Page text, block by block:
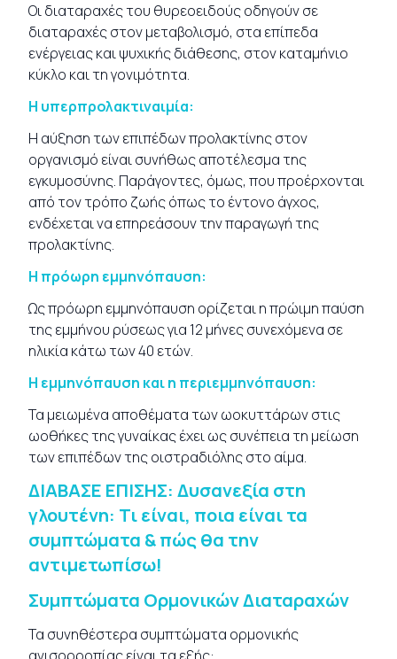
Οιδιαταραχές του θυρεοειδούςοδηγούν σε
διαταραχές στον μεταβολισμό, στα επίπεδα
ενέργειας και ψυχικής διάθεσης, στον καταμήνιο
κύκλο και τη γονιμότητα.
Η υπερπρολακτιναιμία:
Η αύξηση των επιπέδων προλακτίνης στον
οργανισμό είναι συνήθως αποτέλεσμα της
εγκυμοσύνης. Παράγοντες, όμως, που προέρχονται
από τον τρόπο ζωής όπως το έντονο άγχος,
ενδέχεται να επηρεάσουν την παραγωγή της
προλακτίνης.
Η πρόωρη εμμηνόπαυση:
Ως πρόωρη εμμηνόπαυση ορίζεται η πρώιμη παύση
της εμμήνου ρύσεως για 12 μήνες συνεχόμενα σε
ηλικία κάτω των 40 ετών.
Η εμμηνόπαυση και η περιεμμηνόπαυση:
Τα μειωμένα αποθέματα των ωοκυττάρων στις
ωοθήκες της γυναίκας έχει ως συνέπεια τη μείωση
των επιπέδων της οιστραδιόλης στο αίμα.
ΔΙΑΒΑΣΕ ΕΠΙΣΗΣ: Δυσανεξία στη
γλουτένη: Τι είναι, ποια είναι τα
συμπτώματα & πώς θα την
αντιμετωπίσω!
Συμπτώματα Ορμονικών Διαταραχών
Τα συνηθέστερα συμπτώματα ορμονικής